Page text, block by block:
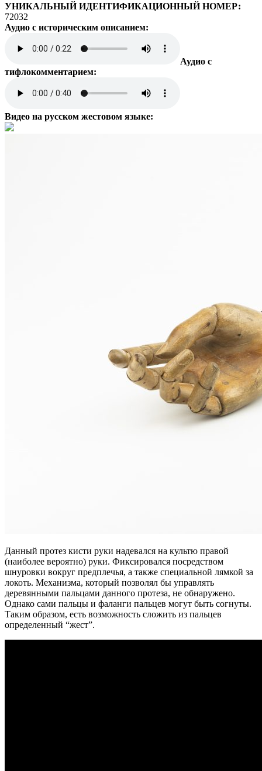
УНИКАЛЬНЫЙ ИДЕНТИФИКАЦИОННЫЙ НОМЕР:
72032
Аудио с историческим описанием:
Аудио с
тифлокомментарием:
Видео на русском жестовом языке:
Данный протез кисти руки надевался на культю правой
(наиболее вероятно) руки. Фиксировался посредством
шнуровки вокруг предплечья, а также специальной лямкой за
локоть. Механизма, который позволял бы управлять
деревянными пальцами данного протеза, не обнаружено.
Однако сами пальцы и фаланги пальцев могут быть согнуты.
Таким образом, есть возможность сложить из пальцев
определенный “жест”.